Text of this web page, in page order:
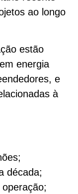
ao longo
estão
energia
e
à
década;